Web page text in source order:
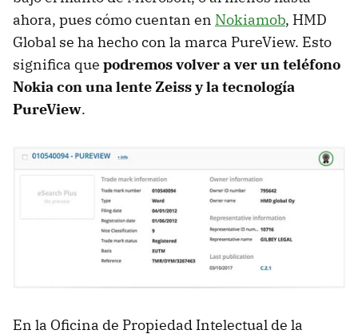
ahora, pues cómo cuentan en Nokiamob, HMD
Global se ha hecho con la marca PureView. Esto
significa que podremos volver a ver un teléfono
Nokia con una lente Zeiss y la tecnología
PureView.
En la Oficina de Propiedad Intelectual de la